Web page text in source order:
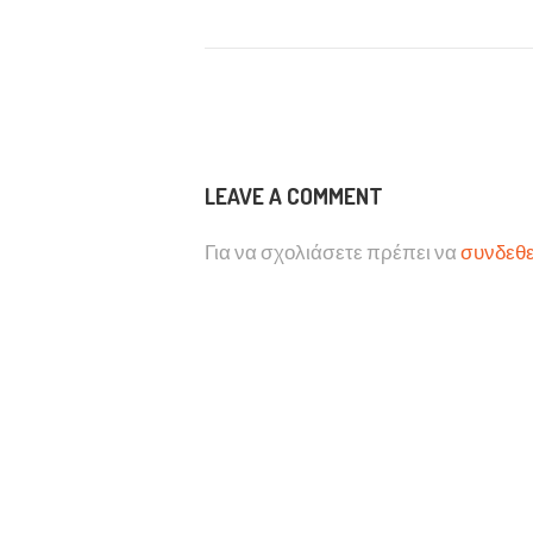
LEAVE A COMMENT
Για να σχολιάσετε πρέπει να